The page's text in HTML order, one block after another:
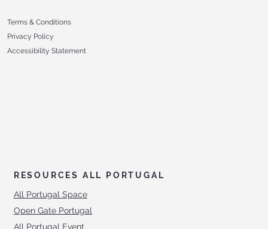
Terms & Conditions
Privacy Policy
Accessibility Statement
RESOURCES ALL PORTUGAL
All Portugal Space
Open Gate Portugal
All Portugal Event